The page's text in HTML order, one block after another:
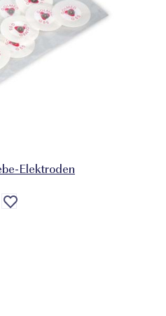
Elektroden
Auf
die